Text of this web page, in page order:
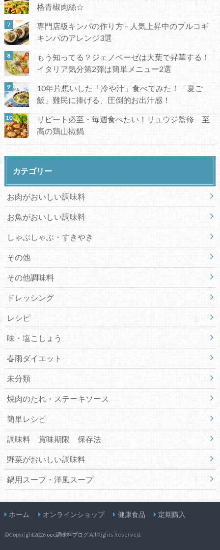
格青椒肉絲☆
専門店級キンパの作り方 – 人気上昇中のプルコギ
キンパのアレンジ3選
もう知ってる？ジェノベーゼは大葉で昇華する！
イタリア気分第2弾は簡単メニュー2選
10年片想いした「冷や汁」食べてみた！「夏ご
飯」難民に捧げる、圧倒的お出汁感！
リピート必至・毎週食べたい！リュウジ監修 至
高の鶏山椒鍋
カテゴリー
お肉がおいしい調味料
お魚がおいしい調味料
しゃぶしゃぶ・すきやき
その他
その他調味料
ドレッシング
レシピ
味・塩こしょう
春雨ダイエット
未分類
焼肉のたれ・ステーキソース
簡単レシピ
調味料 賞味期限 保存法
野菜がおいしい調味料
鍋用スープ・洋風スープ
ホーム オンラインショップ 健康食品 定期購入
©Copyright2026 oec調味料ブログ.All Rights Reserved.